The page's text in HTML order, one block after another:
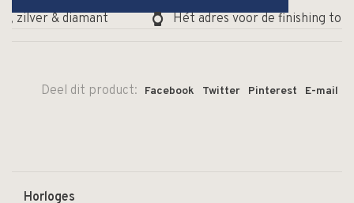
zilver & diamant
Hét adres voor de finishing
Deel dit product: Facebook Twitter Pinterest E-mail
Horloges